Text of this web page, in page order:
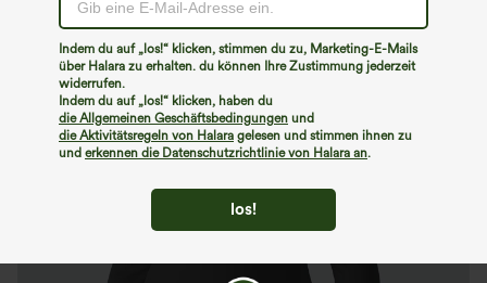
Indem du auf „los!“ klicken, stimmen du zu, Marketing-E-Mails
über Halara zu erhalten. du können Ihre Zustimmung jederzeit
widerrufen.
Indem du auf „los!“ klicken, haben du
die Allgemeinen Geschäftsbedingungen und
die Aktivitätsregeln von Halara gelesen und stimmen ihnen zu
und erkennen die Datenschutzrichtlinie von Halara an.
los!